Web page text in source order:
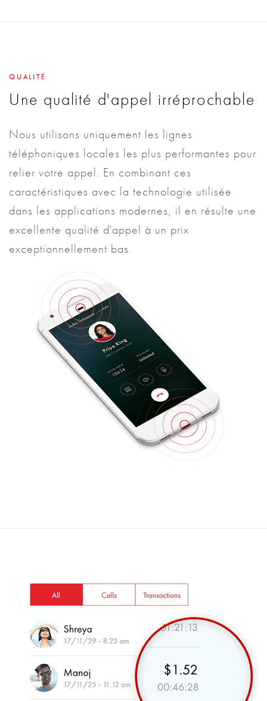
QUALITÉ
Une qualité d'appel irréprochable
Nous utilisons uniquement les lignes
téléphoniques locales les plus performantes pour
relier votre appel. En combinant ces
caractéristiques avec la technologie utilisée
dans les applications modernes, il en résulte une
excellente qualité d'appel à un prix
exceptionnellement bas.